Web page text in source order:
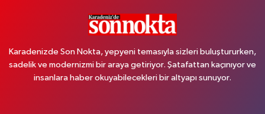
Karadenizde Son Nokta, yepyeni temasıyla sizleri buluştururken,
sadelik ve modernizmi bir araya getiriyor. Şatafattan kaçınıyor ve
insanlara haber okuyabilecekleri bir altyapı sunuyor.